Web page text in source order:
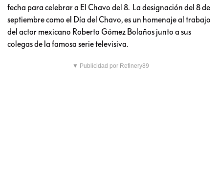
fecha para celebrar a El Chavo del 8. La designación del 8 de
septiembre como el Día del Chavo, es un homenaje al trabajo
del actor mexicano Roberto Gómez Bolaños junto a sus
colegas de la famosa serie televisiva.
▼ Publicidad por Refinery89